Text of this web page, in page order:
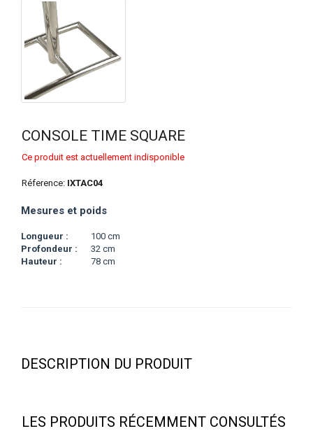
CONSOLE TIME SQUARE
Ce produit est actuellement indisponible
Réference: IXTAC04
Mesures et poids
Longueur :
100 cm
Profondeur :
32 cm
Hauteur :
78 cm
DESCRIPTION DU PRODUIT
LES PRODUITS RÉCEMMENT CONSULTÉS